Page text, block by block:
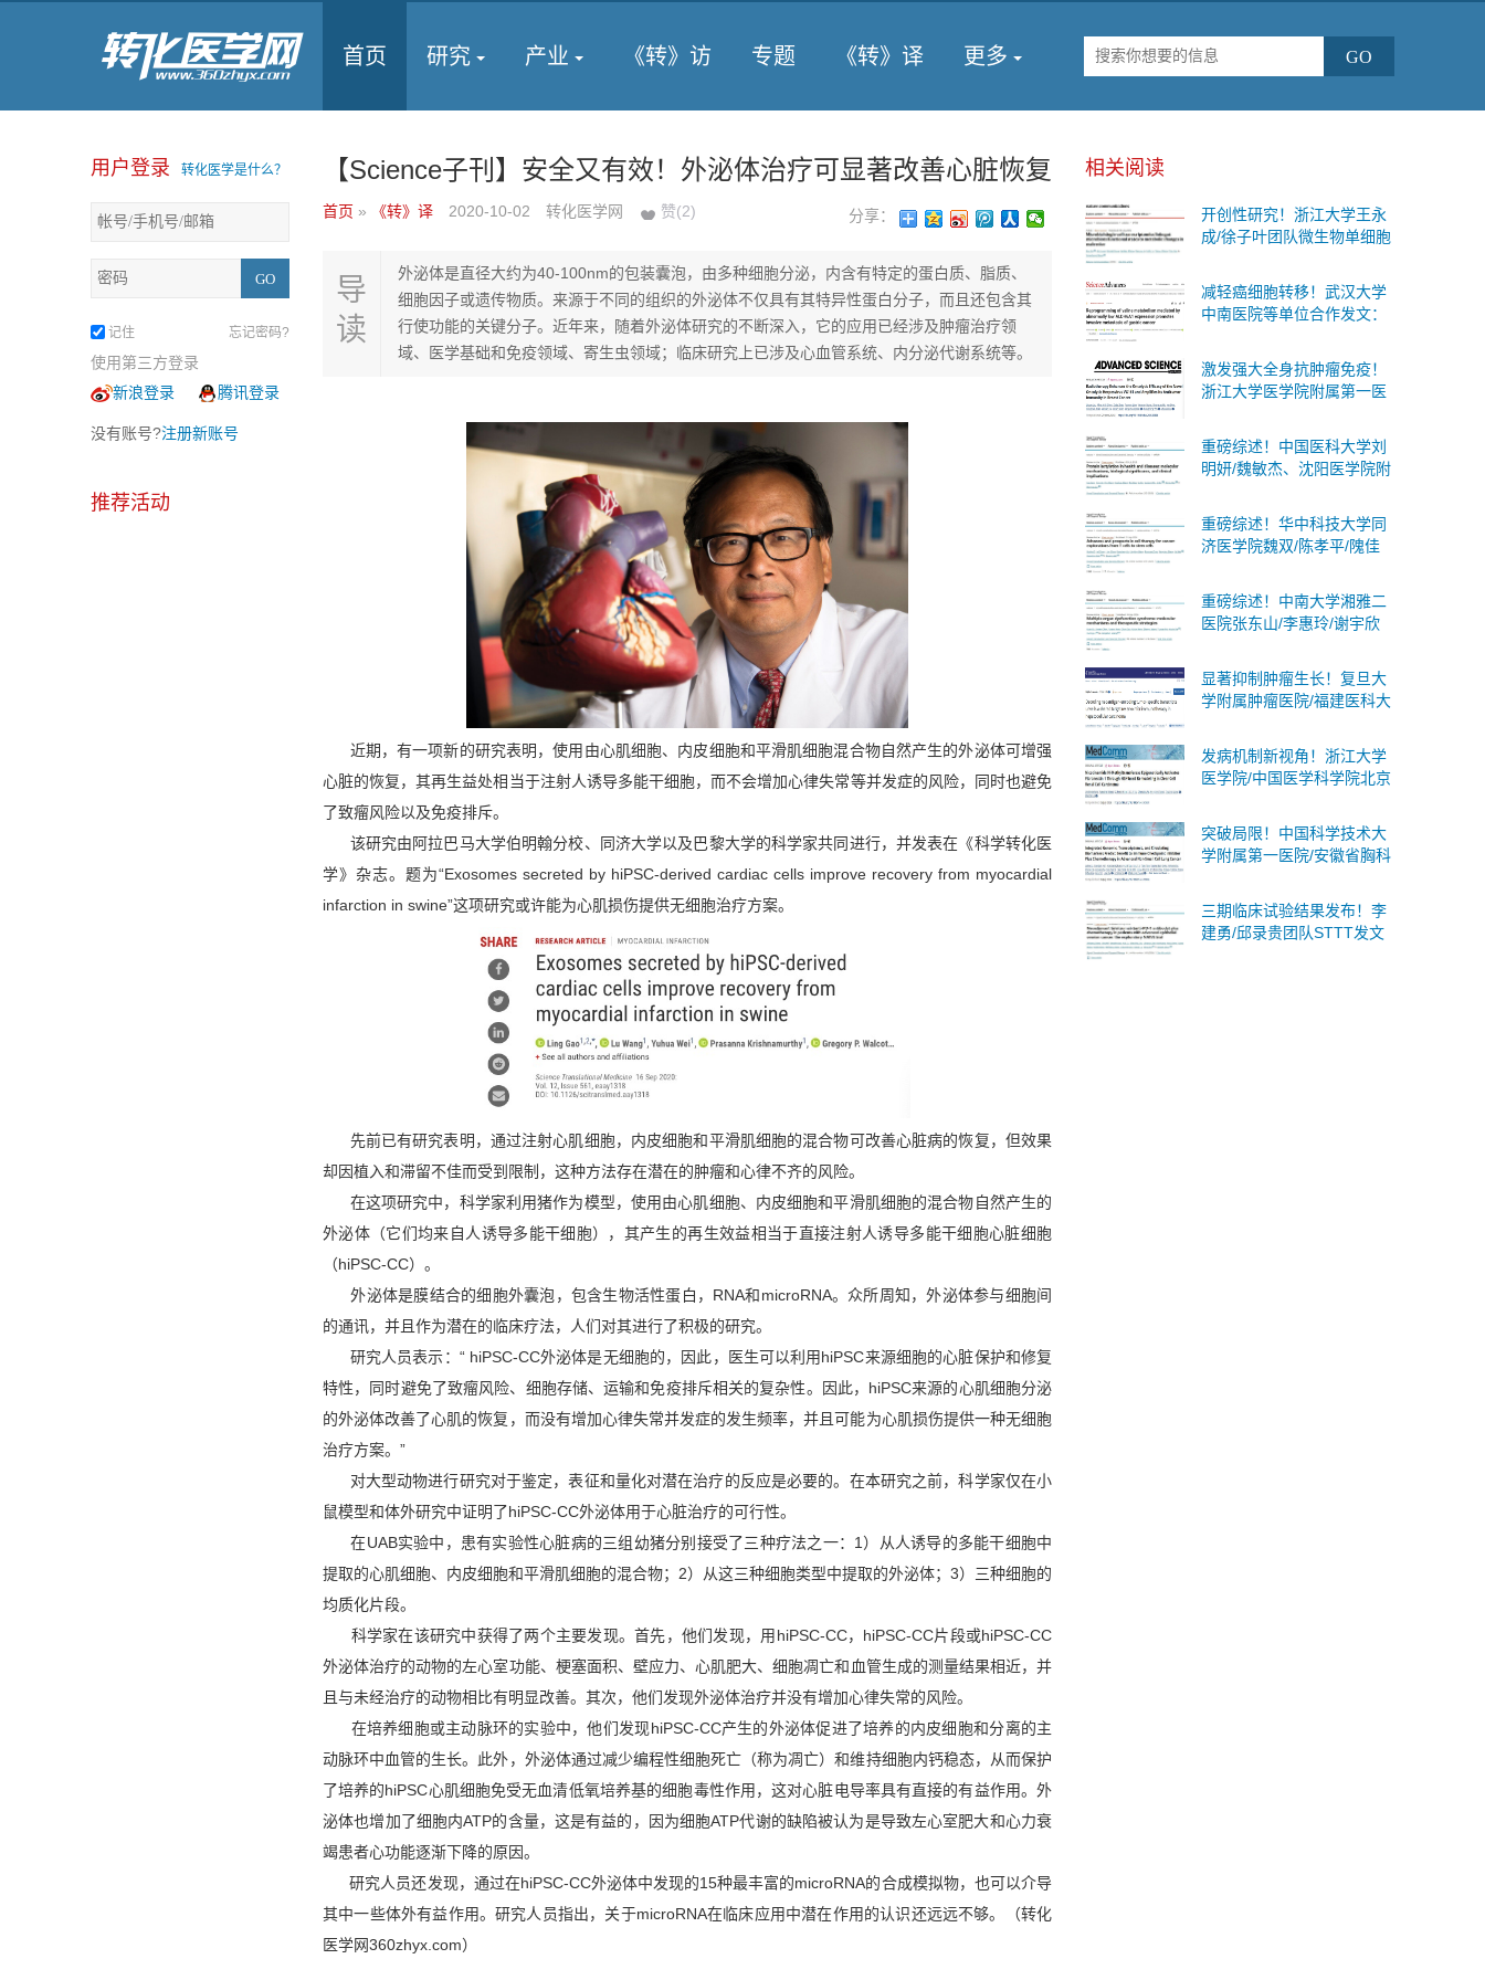
首页 研究 产业 《转》访 专题 《转》译 更多
用户登录 转化医学是什么？
记住 忘记密码?
使用第三方登录
新浪登录
腾讯登录
没有账号?注册新账号
推荐活动
【Science子刊】安全又有效！外泌体治疗可显著改善心脏恢复
首页 » 《转》译 2020-10-02 转化医学网 赞(2) 分享：
导
读
外泌体是直径大约为40-100nm的包装囊泡，由多种细胞分泌，内含有特定的蛋白质、脂质、
细胞因子或遗传物质。来源于不同的组织的外泌体不仅具有其特异性蛋白分子，而且还包含其
行使功能的关键分子。近年来，随着外泌体研究的不断深入，它的应用已经涉及肿瘤治疗领
域、医学基础和免疫领域、寄生虫领域；临床研究上已涉及心血管系统、内分泌代谢系统等。
近期，有一项新的研究表明，使用由心肌细胞、 内皮细胞和平滑肌细胞混合物自然产生的外泌体可增强
心脏的恢复，其再生益处相当于注射人诱导多能干细胞，而不会增加心律失常等并发症的风险，
同时也避免
了致瘤风险以及免疫排斥。
该研究由阿拉巴马大学伯明翰分校、同济大学以及巴黎大学的科学家共同进行，并发表在 《科学转化医
学》杂志。题为“Exosomes secreted by hiPSC-derived cardiac cells improve recovery from myocardial
infarction in swine”这项研究或许能为心肌损伤提供无细胞治疗方案。
先前已有研究表明，通过注射心肌细胞，内皮细胞和平滑肌细胞的混合物可改善心脏病的恢复，但效果
却因植入和滞留不佳而受到限制， 这种方法存在潜在的肿瘤和心律不齐的风险。
在这项研究中，科学家利用猪作为模型，使用由心肌细胞、 内皮细胞和平滑肌细胞的混合物自然产生的
外泌体（它们均来自人诱导多能干细胞）， 其产生的再生效益相当于直接注射人诱导多能干细胞心脏细胞
（hiPSC-CC）。
外泌体是膜结合的细胞外囊泡，包含生物活性蛋白， RNA和microRNA。众所周知，外泌体参与细胞间
的通讯，并且作为潜在的临床疗法，人们对其进行了积极的研究。
研究人员表示： “ hiPSC-CC外泌体是无细胞的，因此，医生可以利用hiPSC来源细胞的心脏保护和修复
特性，同时避免了致瘤风险、 细胞存储、运输和免疫排斥相关的复杂性。因此， hiPSC来源的心肌细胞分泌
的外泌体改善了心肌的恢复，而没有增加心律失常并发症的发生频率，并且可能为心肌损伤提供一种无细胞
治疗方案。 ”
对大型动物进行研究对于鉴定，表征和量化对潜在治疗的反应是必要的。在本研究之前，科学家仅在小
鼠模型和体外研究中证明了hiPSC-CC外泌体用于心脏治疗的可行性。
在UAB实验中，患有实验性心脏病的三组幼猪分别接受了三种疗法之一： 1 ）从人诱导的多能干细胞中
提取的心肌细胞、内皮细胞和平滑肌细胞的混合物； 2）从这三种细胞类型中提取的外泌体； 3）三种细胞的
均质化片段。
科学家在该研究中获得了两个主要发现。首先，他们发现，用hiPSC-CC， hiPSC-CC片段或hiPSC-CC
外泌体治疗的动物的左心室功能、 梗塞面积、 壁应力、心肌肥大、细胞凋亡和血管生成的测量结果相近，并
且与未经治疗的动物相比有明显改善。 其次，他们发现外泌体治疗并没有增加心律失常的风险。
在培养细胞或主动脉环的实验中，他们发现hiPSC-CC产生的外泌体促进了培养的内皮细胞和分离的主
动脉环中血管的生长。此外，外泌体通过减少编程性细胞死亡（称为凋亡）和维持细胞内钙稳态，从而保护
了培养的hiPSC心肌细胞免受无血清低氧培养基的细胞毒性作用，这对心脏电导率具有直接的有益作用。外
泌体也增加了细胞内ATP的含量，这是有益的，因为细胞ATP代谢的缺陷被认为是导致左心室肥大和心力衰
竭患者心功能逐渐下降的原因。
研究人员还发现，通过在hiPSC-CC外泌体中发现的15种最丰富的microRNA的合成模拟物，也可以介导
其中一些体外有益作用。研究人员指出，关于microRNA在临床应用中潜在作用的认识还远远不够。（转化
医学网360zhyx.com）
相关阅读
开创性研究！浙江大学王永
成/徐子叶团队微生物单细胞
差异”与糖尿病代谢变化的内
在联系
减轻癌细胞转移！武汉大学
中南医院等单位合作发文：
策略
激发强大全身抗肿瘤免疫！
浙江大学医学院附属第一医
疗联合疗法
重磅综述！中国医科大学刘
明妍/魏敏杰、沈阳医学院附
述蛋白质乳酸化：分子机
制、生物学意义及临床意义
重磅综述！华中科技大学同
济医学院魏双/陈孝平/隗佳
从T细胞到干细胞的全面突
破与未来展望
重磅综述！中南大学湘雅二
医院张东山/李惠玲/谢宇欣
碍综合征：分子机制与治疗
策略
显著抑制肿瘤生长！复旦大
学附属肿瘤医院/福建医科大
治疗的潜在靶点
发病机制新视角！浙江大学
医学院/中国医学科学院北京
在诊断标志物和治疗靶点
突破局限！中国科学技术大
学附属第一医院/安徽省胸科
癌广泛适用且无创的策略
三期临床试验结果发布！李
建勇/邱录贵团队STTT发文